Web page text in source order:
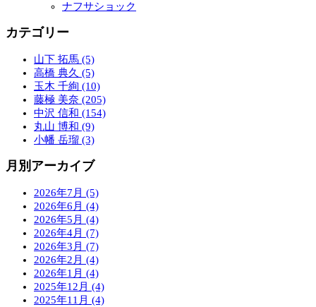
ナフサショック
カテゴリー
山下 拓馬 (5)
高橋 典久 (5)
玉木 千絢 (10)
藤極 美奈 (205)
中沢 信和 (154)
丸山 博和 (9)
小幡 岳瑠 (3)
月別アーカイブ
2026年7月 (5)
2026年6月 (4)
2026年5月 (4)
2026年4月 (7)
2026年3月 (7)
2026年2月 (4)
2026年1月 (4)
2025年12月 (4)
2025年11月 (4)